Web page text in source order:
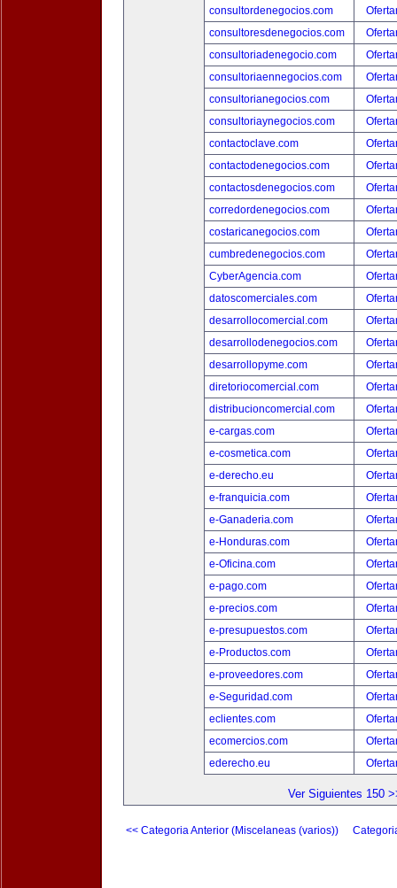
consultordenegocios.com
consultoresdenegocios.com
consultoriadenegocio.com
consultoriaennegocios.com
consultorianegocios.com
consultoriaynegocios.com
contactoclave.com
contactodenegocios.com
contactosdenegocios.com
corredordenegocios.com
costaricanegocios.com
cumbredenegocios.com
CyberAgencia.com
datoscomerciales.com
desarrollocomercial.com
desarrollodenegocios.com
desarrollopyme.com
diretoriocomercial.com
distribucioncomercial.com
e-cargas.com
e-cosmetica.com
e-derecho.eu
e-franquicia.com
e-Ganaderia.com
e-Honduras.com
e-Oficina.com
e-pago.com
e-precios.com
e-presupuestos.com
e-Productos.com
e-proveedores.com
e-Seguridad.com
eclientes.com
ecomercios.com
ederecho.eu
Ver Siguientes 150
<< Categoria Anterior (Miscelaneas (varios))